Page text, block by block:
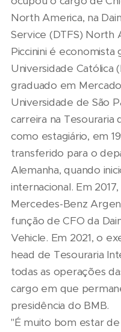
North America, na
Service (DTFS) North
Piccinini é economista
Universidade Católica
graduado em
Universidade de São
carreira na Tesouraria
como estagiário, em
transferido para o
Alemanha, quando
internacional. Em
Mercedes-Benz
função de CFO da
Vehicle. Em 2021, o
head de Tesouraria
todas as operações
cargo em que
presidência do BMB.
"É muito bom estar de